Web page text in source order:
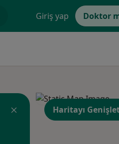
Giriş yap Doktor
Haritayı